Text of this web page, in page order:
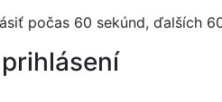
počas 60 sekúnd, ďalších